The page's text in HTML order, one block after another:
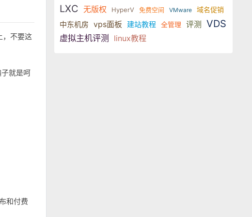
，不要这
就是呵
和付费
LXC 无版权 HyperV 免费空间 VMware 域名促销
中东机房 vps面板 建站教程 全管理 评测 VDS
虚拟主机评测 linux教程